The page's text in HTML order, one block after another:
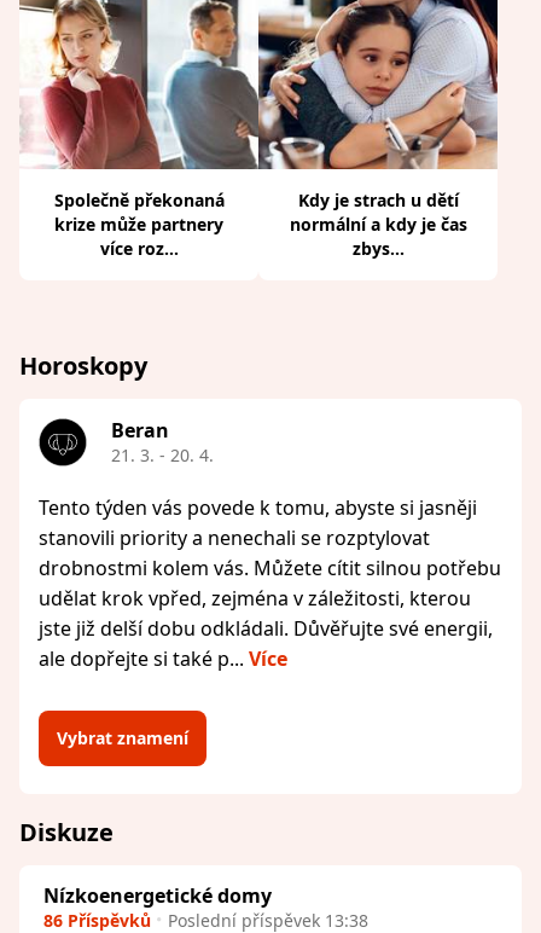
Společně překonaná
krize může partnery
více roz...
Kdy je strach u dětí
normální a kdy je čas
zbys...
Horoskopy
Beran
21. 3. - 20. 4.
Tento týden vás povede k tomu, abyste si jasněji
stanovili priority a nenechali se rozptylovat
drobnostmi kolem vás. Můžete cítit silnou potřebu
udělat krok vpřed, zejména v záležitosti, kterou
jste již delší dobu odkládali. Důvěřujte své energii,
ale dopřejte si také p... Více
Vybrat znamení
Diskuze
Nízkoenergetické domy
86 Příspěvků Poslední příspěvek 13:38